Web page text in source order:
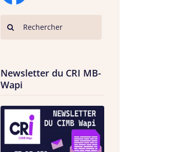
Newsletter du CRI MB-
Wapi